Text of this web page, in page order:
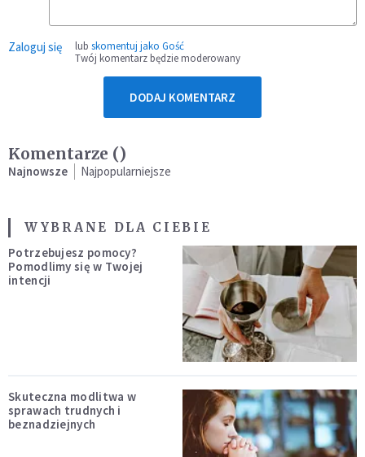
Zaloguj się lub skomentuj jako Gość
Twój komentarz będzie moderowany
DODAJ KOMENTARZ
Komentarze ()
Najnowsze Najpopularniejsze
WYBRANE DLA CIEBIE
Potrzebujesz pomocy?
Pomodlimy się w Twojej
intencji
Skuteczna modlitwa w
sprawach trudnych i
beznadziejnych